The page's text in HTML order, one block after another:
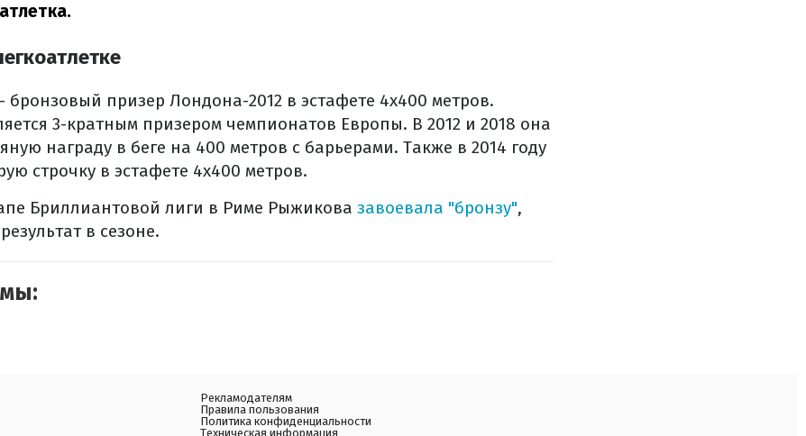
призер Лондона-2012 в эстафете 4х400 метров.
3-кратным призером чемпионатов Европы. В 2012 и 2018 она
награду в беге на 400 метров с барьерами. Также в 2014 году
строчку в эстафете 4х400 метров.
Бриллиантовой лиги в Риме Рыжикова завоевала "бронзу",
в сезоне.
Рекламодателям
Правила пользования
Политика конфиденциальности
Техническая информация